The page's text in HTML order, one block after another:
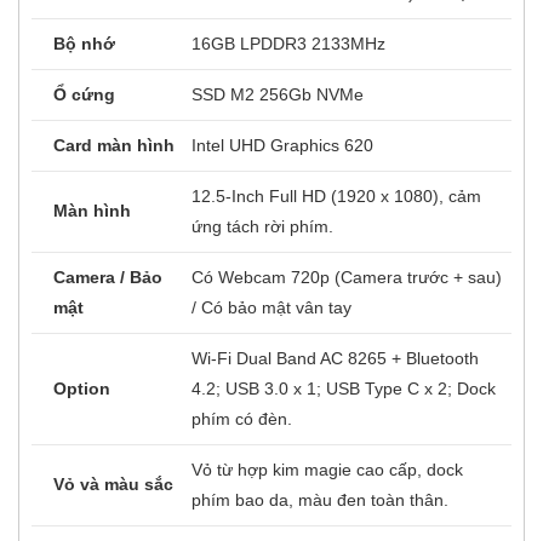
Bộ nhớ 16GB LPDDR3 2133MHz
Ổ cứng SSD M2 256Gb NVMe
Card màn hình Intel UHD Graphics 620
Màn hình
12.5-Inch Full HD (1920 x 1080), cảm
ứng tách rời phím.
Camera / Bảo
mật
Có Webcam 720p (Camera trước + sau)
/ Có bảo mật vân tay
Option
Wi-Fi Dual Band AC 8265 + Bluetooth
4.2; USB 3.0 x 1; USB Type C x 2; Dock
phím có đèn.
Vỏ và màu sắc
Vỏ từ hợp kim magie cao cấp, dock
phím bao da, màu đen toàn thân.